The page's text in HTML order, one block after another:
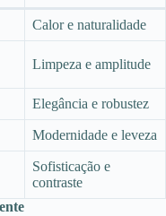
Calor e naturalidade
Limpeza e amplitude
Elegância e robustez
Modernidade e leveza
Sofisticação e
contraste